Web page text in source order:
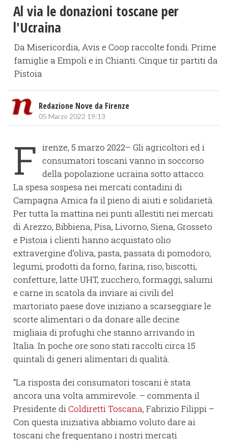
Al via le donazioni toscane per
l'Ucraina
Da Misericordia, Avis e Coop raccolte fondi. Prime
famiglie a Empoli e in Chianti. Cinque tir partiti da
Pistoia
Redazione Nove da Firenze
05 Marzo 2022 19:13
F irenze, 5 marzo 2022– Gli agricoltori ed i
consumatori toscani vanno in soccorso
della popolazione ucraina sotto attacco.
La spesa sospesa nei mercati contadini di
Campagna Amica fa il pieno di aiuti e solidarietà.
Per tutta la mattina nei punti allestiti nei mercati
di Arezzo, Bibbiena, Pisa, Livorno, Siena, Grosseto
e Pistoia i clienti hanno acquistato olio
extravergine d’oliva, pasta, passata di pomodoro,
legumi, prodotti da forno, farina, riso, biscotti,
confetture, latte UHT, zucchero, formaggi, salumi
e carne in scatola da inviare ai civili del
martoriato paese dove iniziano a scarseggiare le
scorte alimentari o da donare alle decine
migliaia di profughi che stanno arrivando in
Italia. In poche ore sono stati raccolti circa 15
quintali di generi alimentari di qualità.
“La risposta dei consumatori toscani è stata
ancora una volta ammirevole. – commenta il
Presidente diColdiretti Toscana, Fabrizio Filippi –
Con questa iniziativa abbiamo voluto dare ai
toscani che frequentano i nostri mercati